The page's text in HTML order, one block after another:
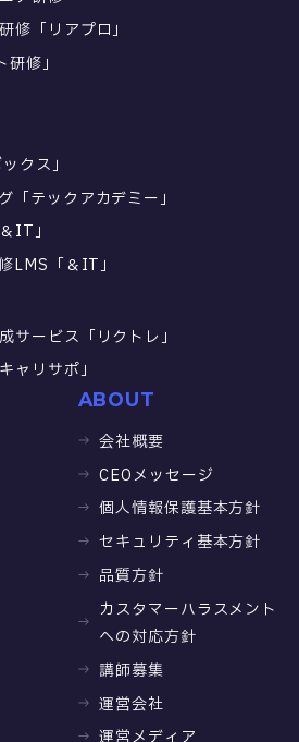
修「リアプロ」
修」
クス」
「テックアカデミー」
IT」
LMS「＆IT」
サービス「リクトレ」
ャリサポ」
ABOUT
会社概要
CEOメッセージ
個人情報保護基本方針
セキュリティ基本方針
品質方針
カスタマーハラスメント
への対応方針
講師募集
運営会社